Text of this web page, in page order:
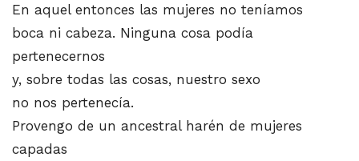
En aquel entonces las mujeres no teníamos
boca ni cabeza. Ninguna cosa podía
pertenecernos
y, sobre todas las cosas, nuestro sexo
no nos pertenecía.
Provengo de un ancestral harén de mujeres
capadas